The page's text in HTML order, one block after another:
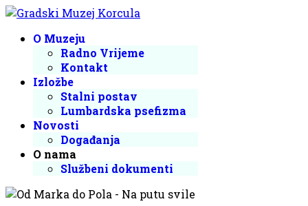
O Muzeju
Radno Vrijeme
Kontakt
Izložbe
Stalni postav
Lumbardska psefizma
Novosti
Događanja
O nama
Službeni dokumenti